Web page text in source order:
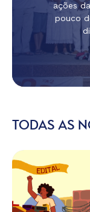
ações
pouco
TODAS AS